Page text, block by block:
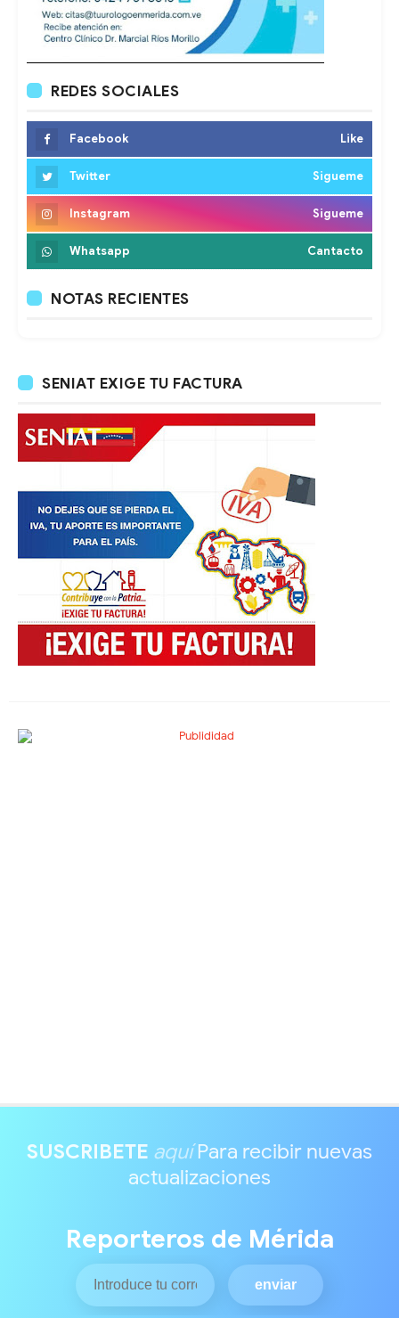
REDES SOCIALES
Facebook Like
Twitter Sigueme
Instagram Sigueme
Whatsapp Cantacto
NOTAS RECIENTES
SENIAT EXIGE TU FACTURA
SUSCRIBETE aquíPara recibir nuevas
actualizaciones
Reporteros de Mérida